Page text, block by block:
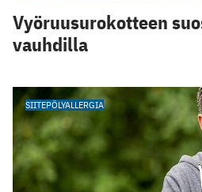
Vyöruusurokotteen
vauhdilla
SIITEPÖLYALLERGIA